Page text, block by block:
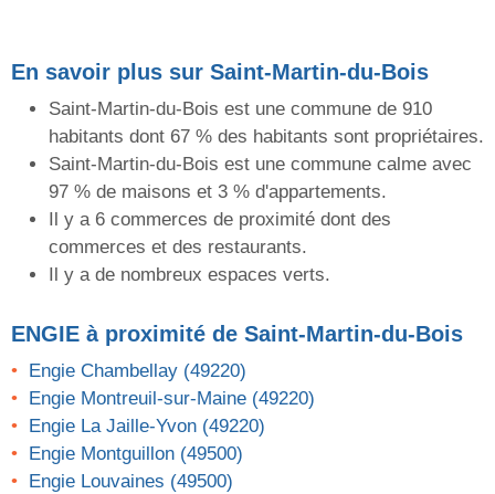
En savoir plus sur Saint-Martin-du-Bois
Saint-Martin-du-Bois est une commune de 910
habitants dont 67 % des habitants sont propriétaires.
Saint-Martin-du-Bois est une commune calme avec
97 % de maisons et 3 % d'appartements.
Il y a 6 commerces de proximité dont des
commerces et des restaurants.
Il y a de nombreux espaces verts.
ENGIE à proximité de Saint-Martin-du-Bois
Engie Chambellay (49220)
Engie Montreuil-sur-Maine (49220)
Engie La Jaille-Yvon (49220)
Engie Montguillon (49500)
Engie Louvaines (49500)